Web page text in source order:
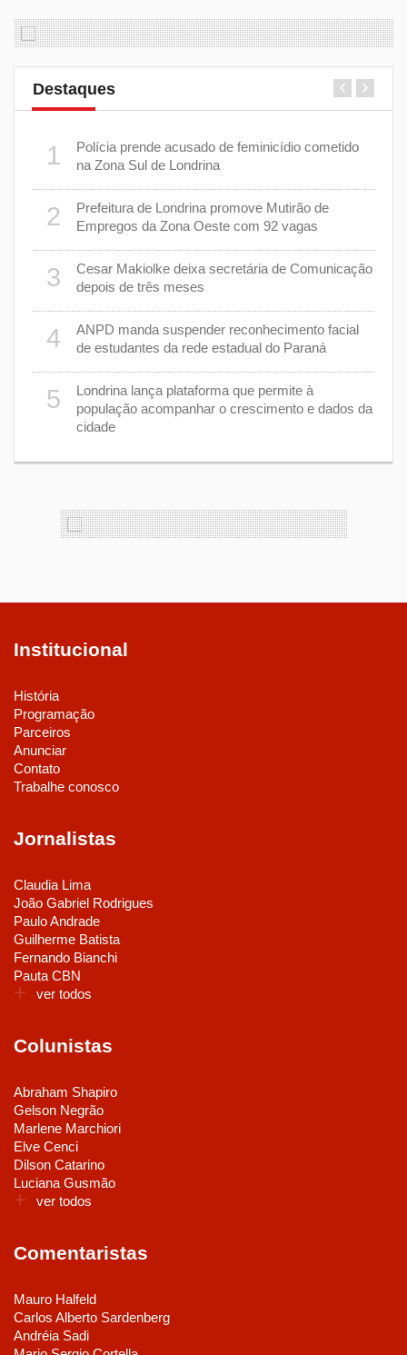
Destaques
1
Polícia prende acusado de feminicídio cometido
na Zona Sul de Londrina
2
Prefeitura de Londrina promove Mutirão de
Empregos da Zona Oeste com 92 vagas
3
Cesar Makiolke deixa secretária de Comunicação
depois de três meses
4
ANPD manda suspender reconhecimento facial
de estudantes da rede estadual do Paraná
5
Londrina lança plataforma que permite à
população acompanhar o crescimento e dados da
cidade
Institucional
História
Programação
Parceiros
Anunciar
Contato
Trabalhe conosco
Jornalistas
Claudia Lima
João Gabriel Rodrigues
Paulo Andrade
Guilherme Batista
Fernando Bianchi
Pauta CBN
ver todos
Colunistas
Abraham Shapiro
Gelson Negrão
Marlene Marchiori
Elve Cenci
Dilson Catarino
Luciana Gusmão
ver todos
Comentaristas
Mauro Halfeld
Carlos Alberto Sardenberg
Andréia Sadi